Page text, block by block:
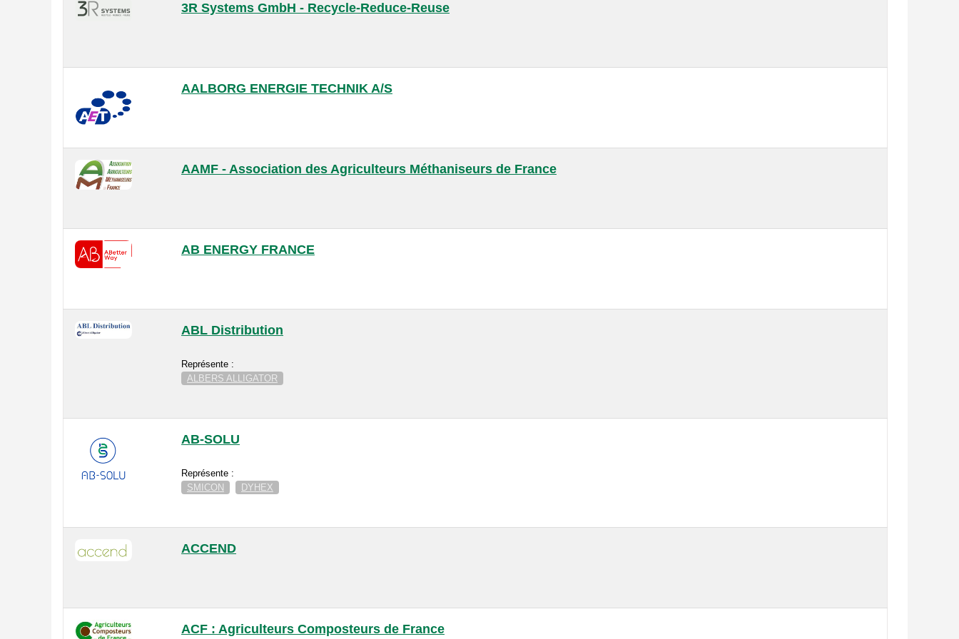
3R Systems GmbH - Recycle-Reduce-Reuse
AALBORG ENERGIE TECHNIK A/S
AAMF - Association des Agriculteurs Méthaniseurs de France
AB ENERGY FRANCE
ABL Distribution
Représente :
ALBERS ALLIGATOR
AB-SOLU
Représente :
SMICON
DYHEX
ACCEND
ACF : Agriculteurs Composteurs de France